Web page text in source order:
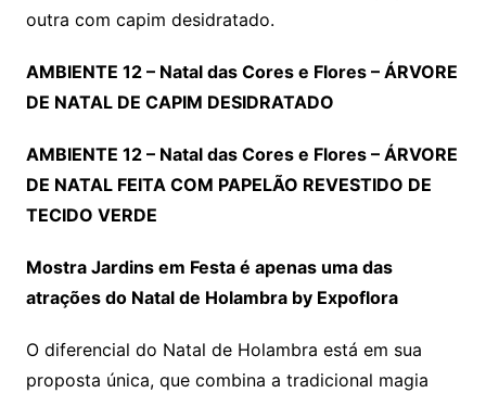
outra com capim desidratado.
AMBIENTE 12 – Natal das Cores e Flores – ÁRVORE
DE NATAL DE CAPIM DESIDRATADO
AMBIENTE 12 – Natal das Cores e Flores – ÁRVORE
DE NATAL FEITA COM PAPELÃO REVESTIDO DE
TECIDO VERDE
Mostra Jardins em Festa é apenas uma das
atrações do Natal de Holambra by Expoflora
O diferencial do Natal de Holambra está em sua
proposta única, que combina a tradicional magia